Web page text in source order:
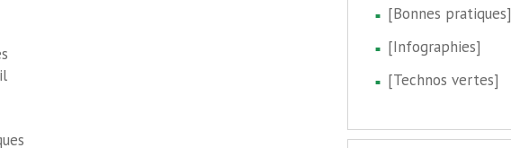
[Bonnes pratiques]
[Infographies]
[Technos vertes]